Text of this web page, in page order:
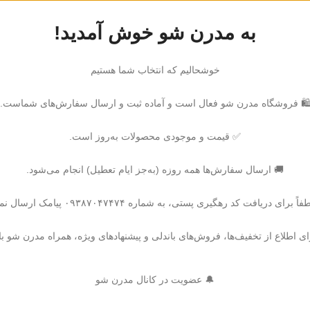
به مدرن شو خوش آمدید!
خوشحالیم که انتخاب شما هستیم
🛍️ فروشگاه مدرن شو فعال است و آماده ثبت و ارسال سفارش‌های شماست.
✅ قیمت و موجودی محصولات به‌روز است.
🚚 ارسال سفارش‌ها همه روزه (به‌جز ایام تعطیل) انجام می‌شود.
برای دریافت کد رهگیری پستی، به شماره ۰۹۳۸۷۰۴۷۴۷۴ پیامک ارسال نمایید.
اطلاع از تخفیف‌ها، فروش‌های باندلی و پیشنهادهای ویژه، همراه مدرن شو
🔔 عضویت در کانال مدرن شو